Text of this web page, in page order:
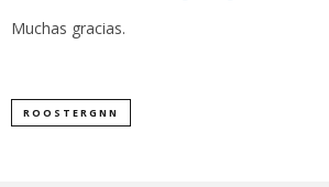
Muchas gracias.
ROOSTERGNN